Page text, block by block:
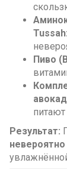
Tussah:
Пиво
Результат: